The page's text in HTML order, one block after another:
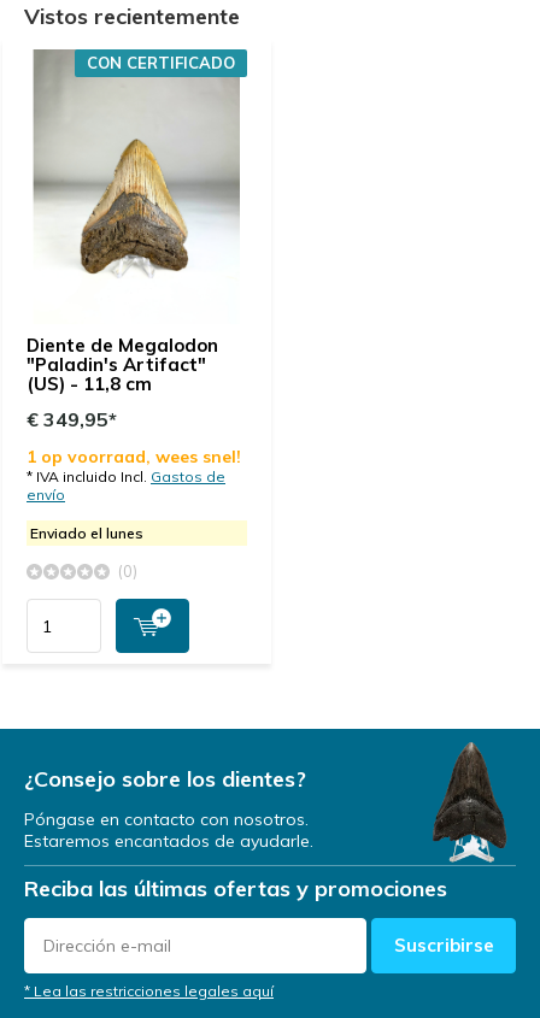
Vistos recientemente
Diente de Megalodon
"Paladin's Artifact"
(US) - 11,8 cm
CON CERTIFICADO
€ 349,95*
1 op voorraad, wees snel!
* IVA incluido Incl. Gastos de
envío
Enviado el lunes
(0)
¿Consejo sobre los dientes?
Póngase en contacto con nosotros.
Estaremos encantados de ayudarle.
Reciba las últimas ofertas y promociones
Suscribirse
* Lea las restricciones legales aquí